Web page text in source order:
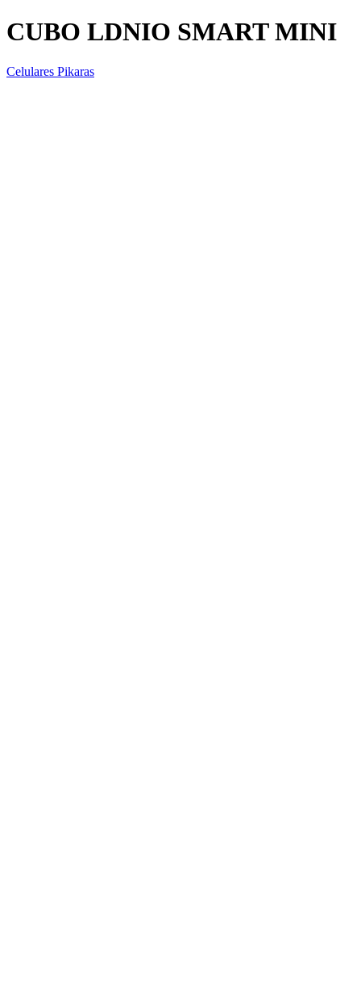
CUBO LDNIO SMART MINI
Celulares Pikaras